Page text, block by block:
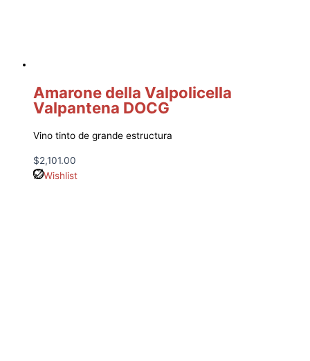
Amarone della Valpolicella
Valpantena DOCG
Vino tinto de grande estructura
$2,101.00
Wishlist